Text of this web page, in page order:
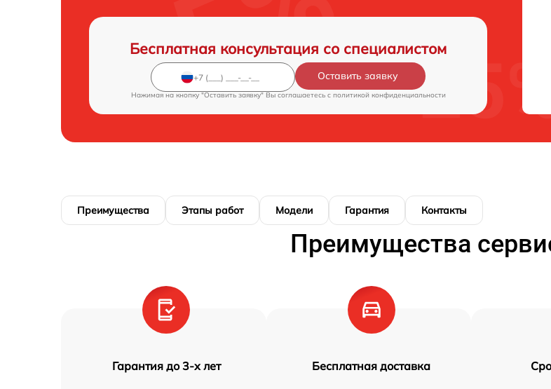
Бесплатная консультация со специалистом
Оставить заявку
Нажимая на кнопку "Оставить заявку" Вы соглашаетесь c политикой конфиденциальности
Преимущества Этапы работ Модели Гарантия Контакты
Преимущества
Гарантия до 3-х лет Бесплатная доставка